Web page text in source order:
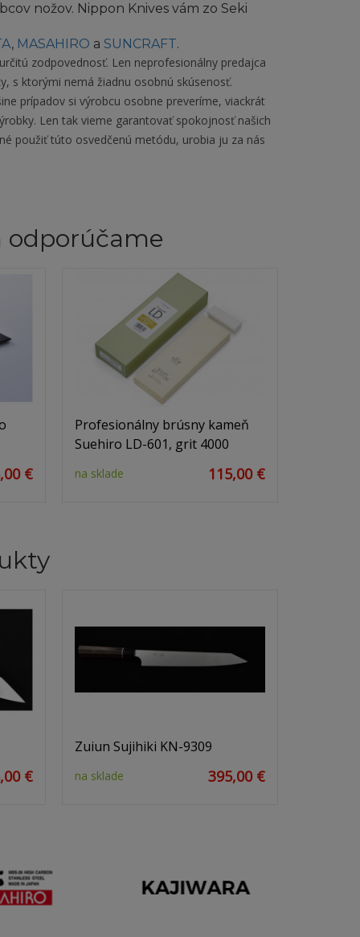
nožov. Nippon Knives vám zo Seki
, MASAHIRO a SUNCRAFT.
zodpovednosť. Len neprofesionálny predajca
s ktorými nemá žiadnu osobnú skúsenosť.
prípadov si výrobcu osobne preveríme, viackrát
Len tak vieme garantovať spokojnosť našich
použiť túto osvedčenú metódu, urobia ju za nás
€
Profesionálny brúsny kameň
Suehiro LD-601, grit 4000
na sklade 115,00 €
€
Zuiun Sujihiki KN-9309
na sklade 395,00 €